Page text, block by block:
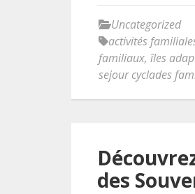
Uncategorized
activités
familiaux, îles
sejour cyclades
des